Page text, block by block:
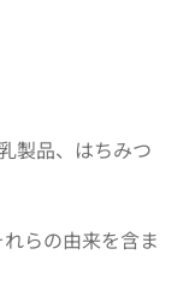
製品、はちみつ
らの由来を含ま